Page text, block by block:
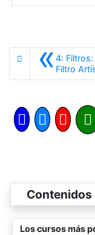
«4:
Filtro
Contenidos
Los cursos más